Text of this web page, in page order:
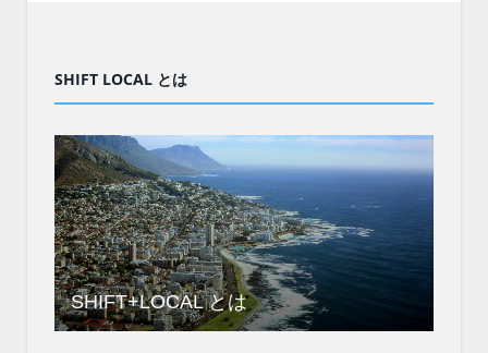
SHIFT LOCAL とは
SHIFT+LOCAL とは